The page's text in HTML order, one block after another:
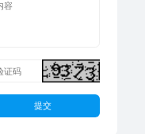
提交